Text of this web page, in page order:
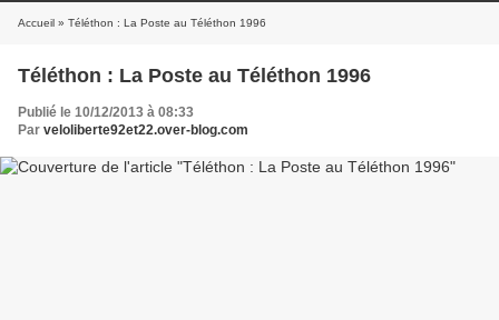
Accueil » Téléthon : La Poste au Téléthon 1996
Téléthon : La Poste au Téléthon 1996
Publié le 10/12/2013 à 08:33
Par veloliberte92et22.over-blog.com